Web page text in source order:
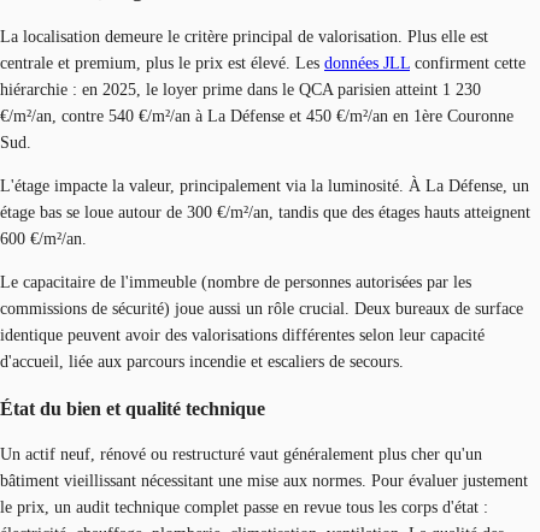
La localisation demeure le critère principal de valorisation. Plus elle est
centrale et premium, plus le prix est élevé. Les données JLL confirment cette
hiérarchie : en 2025, le loyer prime dans le QCA parisien atteint 1 230
€/m²/an, contre 540 €/m²/an à La Défense et 450 €/m²/an en 1ère Couronne
Sud.
L'étage impacte la valeur, principalement via la luminosité. À La Défense, un
étage bas se loue autour de 300 €/m²/an, tandis que des étages hauts atteignent
600 €/m²/an.
Le capacitaire de l'immeuble (nombre de personnes autorisées par les
commissions de sécurité) joue aussi un rôle crucial. Deux bureaux de surface
identique peuvent avoir des valorisations différentes selon leur capacité
d'accueil, liée aux parcours incendie et escaliers de secours.
État du bien et qualité technique
Un actif neuf, rénové ou restructuré vaut généralement plus cher qu'un
bâtiment vieillissant nécessitant une mise aux normes. Pour évaluer justement
le prix, un audit technique complet passe en revue tous les corps d'état :